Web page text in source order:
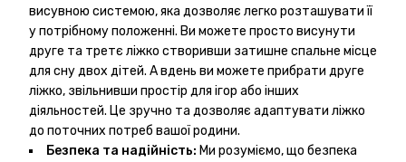
висувною системою, яка дозволяє легко розташувати її
у потрібному положенні. Ви можете просто висунути
друге та третє ліжко створивши затишне спальне місце
для сну двох дітей. А вдень ви можете прибрати друге
ліжко, звільнивши простір для ігор або інших
діяльностей. Це зручно та дозволяє адаптувати ліжко
до поточних потреб вашої родини.
Безпека та надійність: Ми розуміємо, що безпека